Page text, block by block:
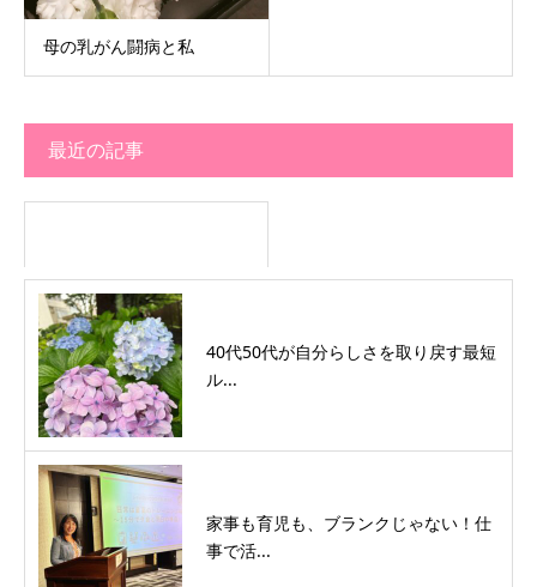
母の乳がん闘病と私
最近の記事
40代50代が自分らしさを取り戻す最短
ル...
家事も育児も、ブランクじゃない！仕
事で活...